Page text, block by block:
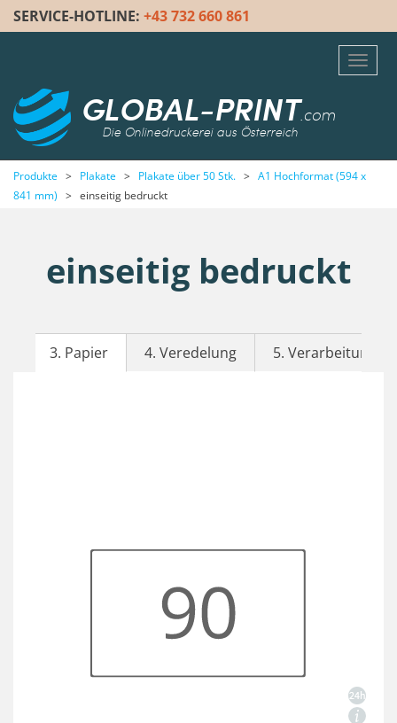
SERVICE-HOTLINE: +43 732 660 861
GLOBAL-PRINT.com
Die Onlinedruckerei aus Österreich
Produkte > Plakate > Plakate über 50 Stk. > A1 Hochformat (594 x
841 mm) > einseitig bedruckt
einseitig bedruckt
3. Papier 4. Veredelung 5. Verarbeitung